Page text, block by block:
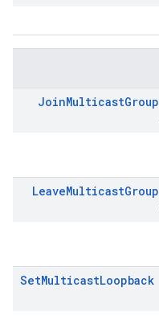
JoinMulticastGroup
LeaveMulticastGroup
SetMulticastLoopback